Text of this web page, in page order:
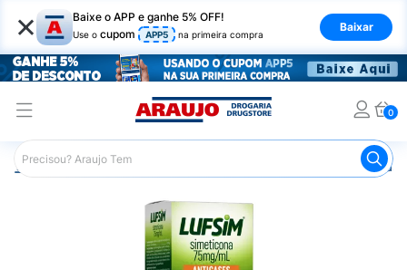
× Baixe o APP e ganhe 5% OFF!
Use o cupom APP5 na primeira compra
Baixar
0
Araujo Medicamentos Remédio para o Estômago e